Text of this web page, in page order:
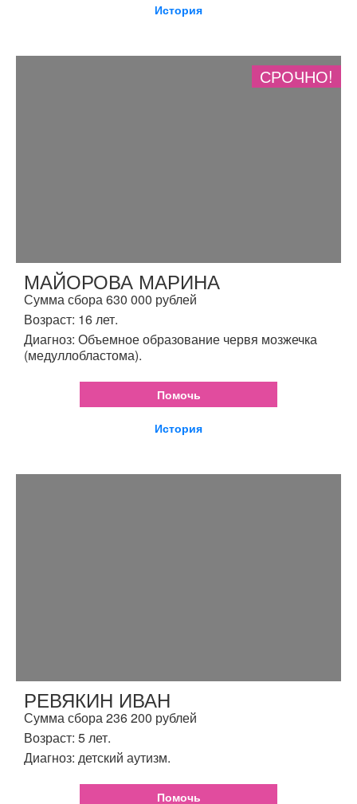
История
СРОЧНО!
МАЙОРОВА МАРИНА
Сумма сбора 630 000 рублей
Возраст: 16 лет.
Диагноз: Объемное образование червя мозжечка
(медуллобластома).
Помочь
История
РЕВЯКИН ИВАН
Сумма сбора 236 200 рублей
Возраст: 5 лет.
Диагноз: детский аутизм.
Помочь